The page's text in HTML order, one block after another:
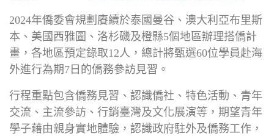
2024年僑委會規劃賡續於泰國曼谷、澳大利亞布里斯
本、美國西雅圖、洛杉磯及橙縣5個地區辦理搭僑計
畫，各地區預定錄取12人，總計將甄選60位學員赴海
外進行為期7日的僑務參訪見習。
行程重點包含僑務見習、認識僑社、特色活動、青年
交流、主流參訪、行銷臺灣及文化展演等，期望青年
學子藉由親身實地體驗，認識政府駐外及僑務工作，